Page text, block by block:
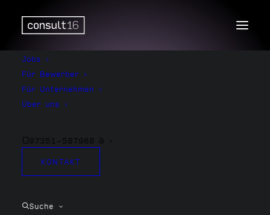
Jobs
Für Bewerber
Für Unternehmen
Über uns
07351-587968 0
KONTAKT
Suche
Finanzbuchhaltung